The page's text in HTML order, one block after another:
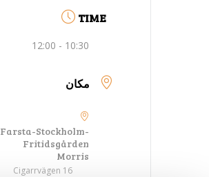
TIME
10:30 - 12:00
مکان
Farsta-Stockholm-
Fritidsgården
Morris
Cigarrvägen 16